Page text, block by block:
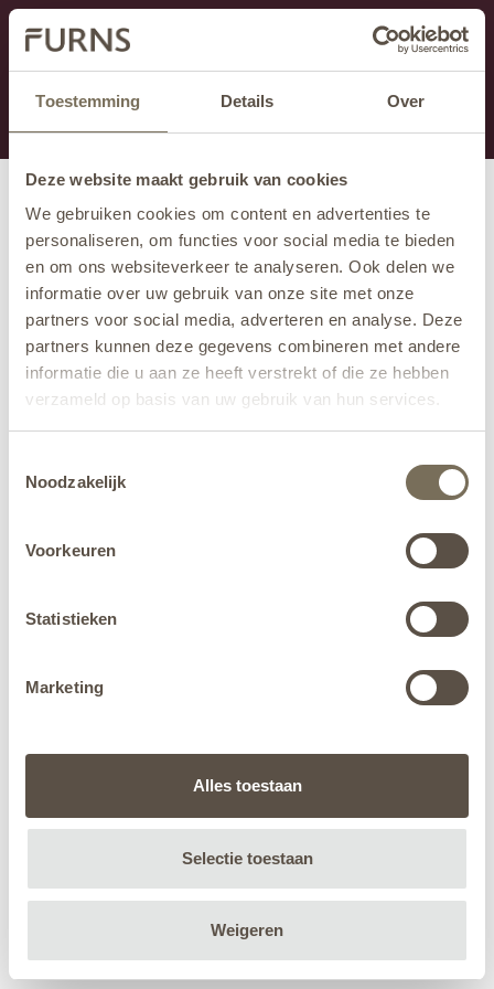
Toestemming Details Over
Deze website maakt gebruik van cookies
We gebruiken cookies om content en advertenties te
personaliseren, om functies voor social media te bieden
en om ons websiteverkeer te analyseren. Ook delen we
informatie over uw gebruik van onze site met onze
partners voor social media, adverteren en analyse. Deze
partners kunnen deze gegevens combineren met andere
informatie die u aan ze heeft verstrekt of die ze hebben
verzameld op basis van uw gebruik van hun services.
jehier.
Noodzakelijk
Voorkeuren
Statistieken
Marketing
Alles toestaan
Selectie toestaan
Weigeren
Dieser Abschnitt wird derzeit gewartet.
Wenn Sie Informationen vermissen, können Sie uns
unter +31 413 395 294 anrufen oder uns unter